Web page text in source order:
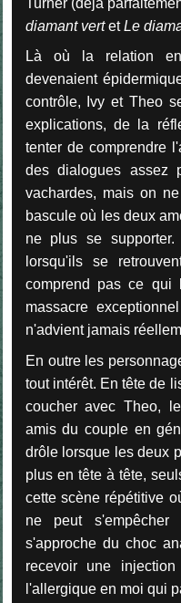
diamant vertetLe
Là où la relation
devenaient
contrôle, Ivy et Theo
explications, de la
tenter de comprendre
des dialogues assez
vachardes, mais on
bascule où les deux
ne plus se
lorsqu'ils se
comprend pas ce
massacre
n'advient jamais
En outre les
tout intérêt. En tête de
coucher avec Theo,
amis du couple en
drôle lorsque les deux
plus en tête à tête,
cette scène répétitive
ne peut s'empêcher
s'approche du choc
recevoir une
l'allergique en moi qui